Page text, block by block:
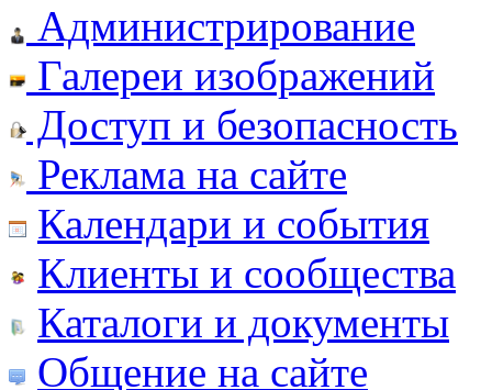
Администрирование
Галереи изображений
Доступ и безопасность
Реклама на сайте
Календари и события
Клиенты и сообщества
Каталоги и документы
Общение на сайте